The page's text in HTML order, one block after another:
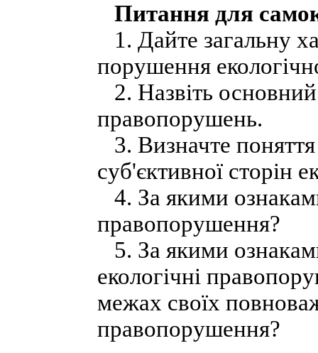
Питання для
1. Дайте загальну
порушення
2. Назвіть
правопорушень.
3. Визначте поняття
суб'єктивної сторін
4. За якими
правопорушення?
5. За якими
екологічні
межах своїх
правопорушення?